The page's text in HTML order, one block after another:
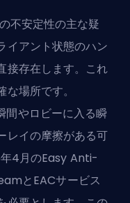
不安定性の主な疑
イアント状態のハン
接存在します。これ
場所です。
やロビーに入る瞬
レイの摩擦がある可
4月のEasy Anti-
とEACサービス